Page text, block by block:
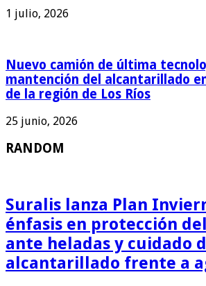
1 julio, 2026
Nuevo camión de última
mantención del alcantarillado
de la región de Los Ríos
25 junio, 2026
RANDOM
Suralis lanza Plan
énfasis en protección
ante heladas y cuidado
alcantarillado frente a